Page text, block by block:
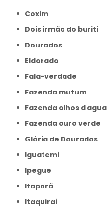
Coxim
Dois irmão do buriti
Dourados
Eldorado
Fala-verdade
Fazenda mutum
Fazenda olhos d agua
Fazenda ouro verde
Glória de Dourados
Iguatemi
Ipegue
Itaporã
Itaquiraí